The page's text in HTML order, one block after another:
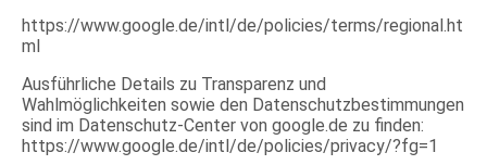
https://www.google.de/intl/de/policies/terms/regional.ht
ml
Ausführliche Details zu Transparenz und
Wahlmöglichkeiten sowie den Datenschutzbestimmungen
sind im Datenschutz-Center von google.de zu finden:
https://www.google.de/intl/de/policies/privacy/?fg=1